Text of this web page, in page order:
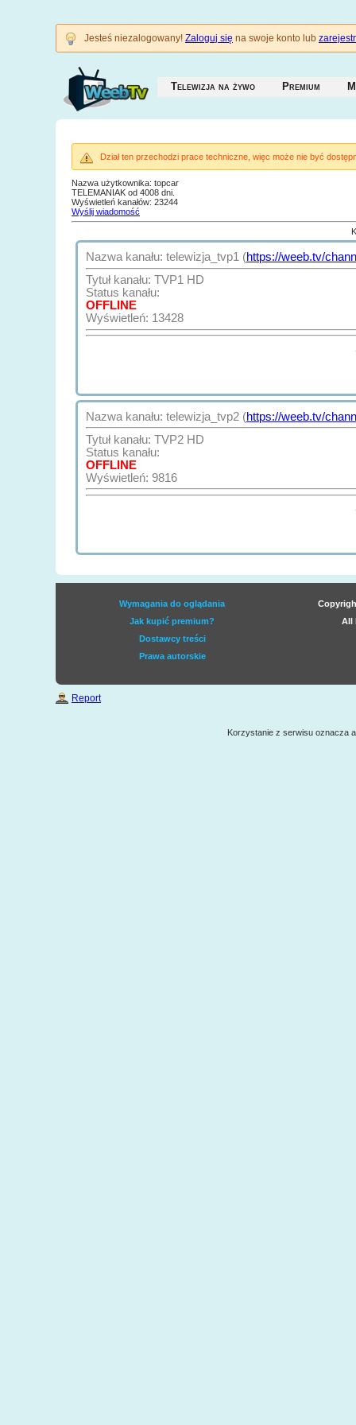
Jesteś niezalogowany! Zaloguj się na swoje konto lub
Telewizja na żywo Premium
Dział ten przechodzi prace techniczne, więc może nie być
Nazwa użytkownika: topcar
TELEMANIAK od 4008 dni.
Wyświetleń kanałów: 23244
Wyślij wiadomość
Nazwa kanału: telewizja_tvp1 (https://weeb.tv/
Tytuł kanału: TVP1 HD
Status kanału:
OFFLINE
Wyświetleń: 13428
Nazwa kanału: telewizja_tvp2 (https://weeb.tv/
Tytuł kanału: TVP2 HD
Status kanału:
OFFLINE
Wyświetleń: 9816
Wymagania do oglądania
Jak kupić premium?
Dostawcy treści
Prawa autorskie
All
Report
Korzystanie z serwisu oznacza